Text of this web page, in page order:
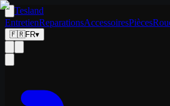
Tesland
EntretienReparationsAccessoiresPièces
🇫🇷FR▾